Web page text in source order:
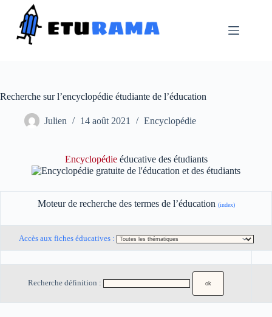
contenu
Recherche sur l’encyclopédie étudiante de l’éducation
Julien 14 août 2021 Encyclopédie
Encyclopédieéducative des étudiants
Moteur de recherche des termes de l’éducation (index)
Accès aux fiches éducatives :
Recherche définition :